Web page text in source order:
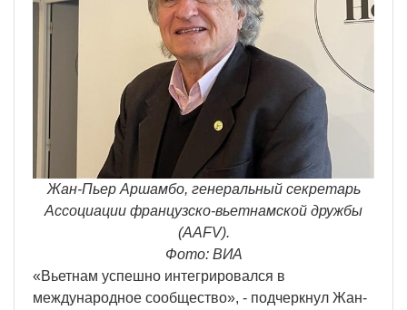
Жан-Пьер Аршамбо, генеральный секретарь
Ассоциации французско-вьетнамской дружбы
(AAFV).
Фото: ВИА
«Вьетнам успешно интегрировался в
международное сообщество», - подчеркнул Жан-